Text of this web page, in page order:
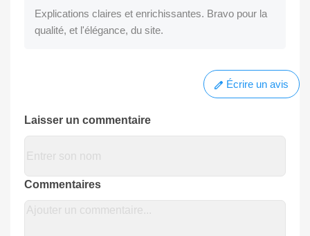
Explications claires et enrichissantes. Bravo pour la
qualité, et l'élégance, du site.
Écrire un avis
Laisser un commentaire
Commentaires